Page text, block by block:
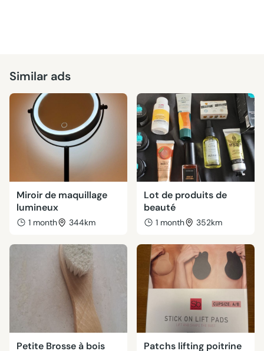
Similar ads
Miroir de maquillage
lumineux
1 month 344km
Lot de produits de
beauté
1 month 352km
Petite Brosse à bois Patchs lifting poitrine